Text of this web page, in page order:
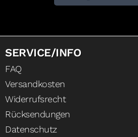
SERVICE/INFO
FAQ
Versandkosten
Widerrufsrecht
Rücksendungen
Datenschutz